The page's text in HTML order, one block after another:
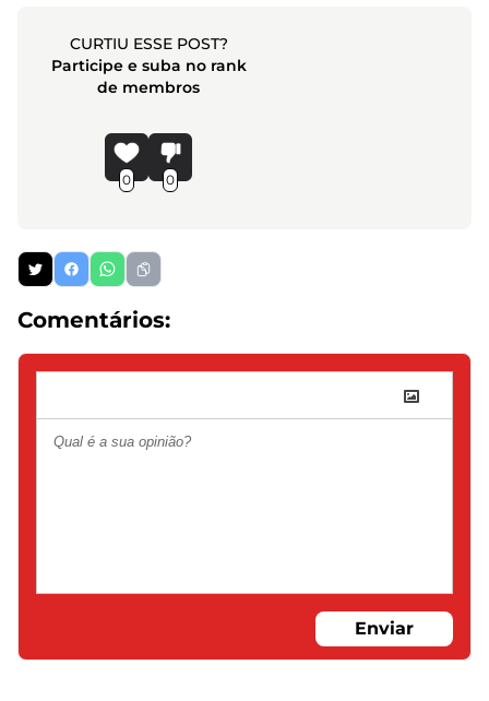
CURTIU ESSE POST?
Participe e suba no rank
de membros
0 0
Comentários:
Enviar